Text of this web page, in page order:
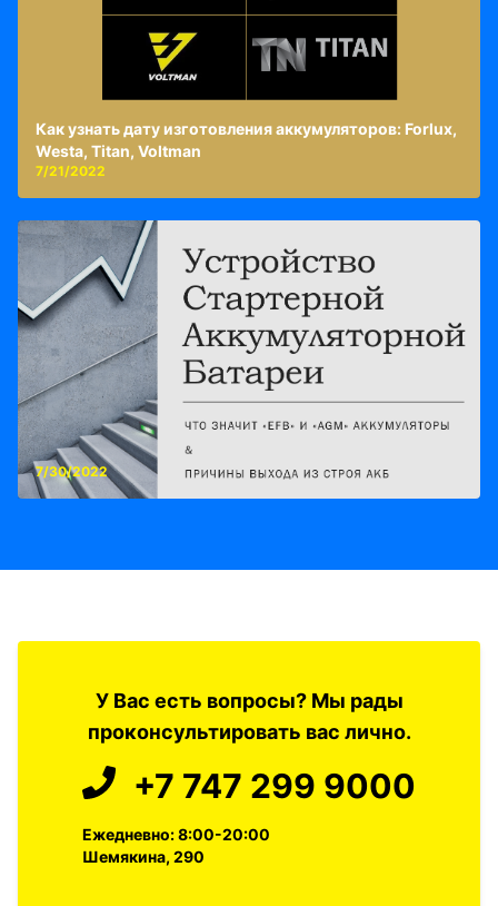
Как узнать дату изготовления аккумуляторов: Forlux,
Westa, Titan, Voltman
7/21/2022
7/30/2022
У Вас есть вопросы? Мы рады
проконсультировать вас лично.
+7 747 299 9000
Ежедневно: 8:00-20:00
Шемякина, 290